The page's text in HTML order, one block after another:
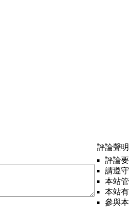
評論聲明
評論
請遵
本站
本站
參與